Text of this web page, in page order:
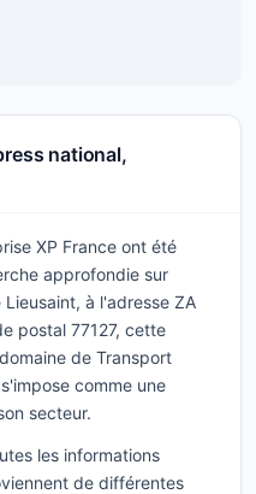
national,
XP France ont été
approfondie sur
à l'adresse ZA
postal 77127, cette
de Transport
comme une
secteur.
les informations
de différentes